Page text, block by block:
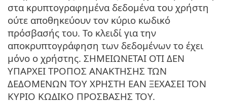
στα κρυπτογραφημένα δεδομένα του χρήστη
ούτε αποθηκεύουν τον κύριο κωδικό
πρόσβασής του. Το κλειδί για την
αποκρυπτογράφηση των δεδομένων το έχει
μόνο ο χρήστης. ΣΗΜΕΙΩΝΕΤΑΙ ΟΤΙ ΔΕΝ
ΥΠΑΡΧΕΙ ΤΡΟΠΟΣ ΑΝΑΚΤΗΣΗΣ ΤΩΝ
ΔΕΔΟΜΕΝΩΝ ΤΟΥ ΧΡΗΣΤΗ ΕΑΝ ΞΕΧΑΣΕΙ ΤΟΝ
ΚΥΡΙΟ ΚΩΔΙΚΟ ΠΡΟΣΒΑΣΗΣ ΤΟΥ.